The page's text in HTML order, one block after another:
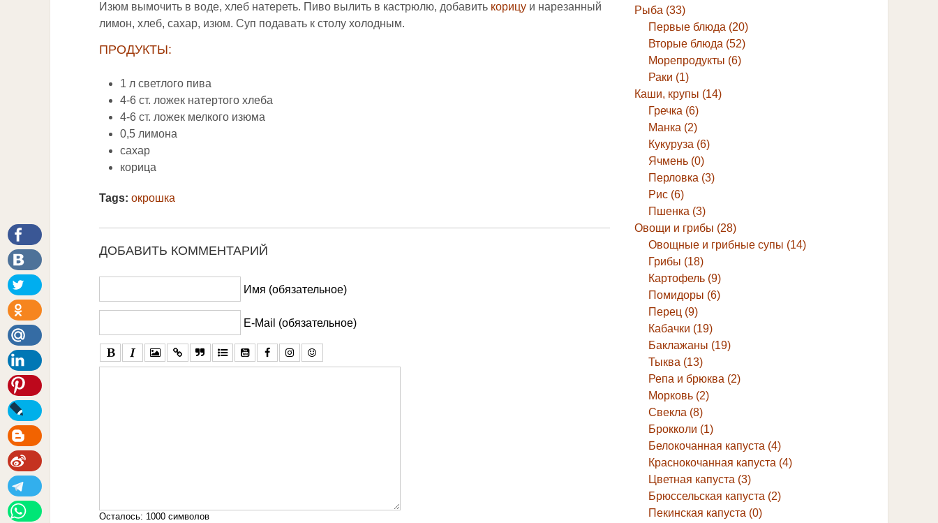
Изюм вымочить в воде, хлеб натереть. Пиво вылить в кастрюлю, добавить корицу и нарезанный
лимон, хлеб, сахар, изюм. Суп подавать к столу холодным.
ПРОДУКТЫ:
1 л светлого пива
4-6 ст. ложек натертого хлеба
4-6 ст. ложек мелкого изюма
0,5 лимона
сахар
корица
Tags: окрошка
ДОБАВИТЬ КОММЕНТАРИЙ
Имя (обязательное)
E-Mail (обязательное)
Осталось: 1000 символов
Рыба (33)
Первые блюда (20)
Вторые блюда (52)
Морепродукты (6)
Раки (1)
Каши, крупы (14)
Гречка (6)
Манка (2)
Кукуруза (6)
Ячмень (0)
Перловка (3)
Рис (6)
Пшенка (3)
Овощи и грибы (28)
Овощные и грибные супы (14)
Грибы (18)
Картофель (9)
Помидоры (6)
Перец (9)
Кабачки (19)
Баклажаны (19)
Тыква (13)
Репа и брюква (2)
Морковь (2)
Свекла (8)
Брокколи (1)
Белокочанная капуста (4)
Краснокочанная капуста (4)
Цветная капуста (3)
Брюссельская капуста (2)
Пекинская капуста (0)